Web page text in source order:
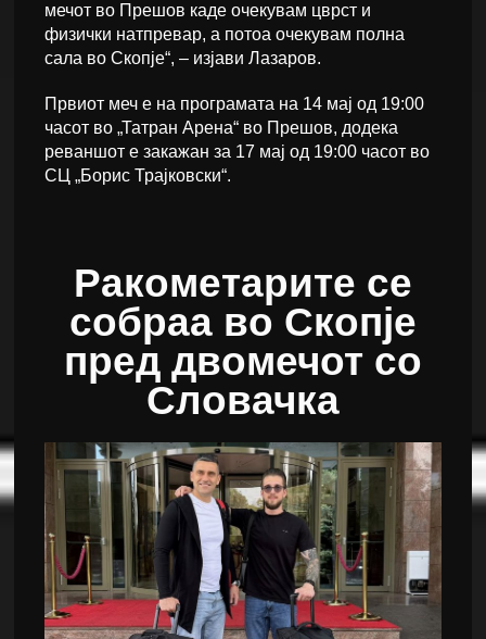
мечот во Прешов каде очекувам цврст и
физички натпревар, а потоа очекувам полна
сала во Скопје“, – изјави Лазаров.
Првиот меч е на програмата на 14 мај од 19:00
часот во „Татран Арена“ во Прешов, додека
реваншот е закажан за 17 мај од 19:00 часот во
СЦ „Борис Трајковски“.
Ракометарите се
собраа во Скопје
пред двомечот со
Словачка